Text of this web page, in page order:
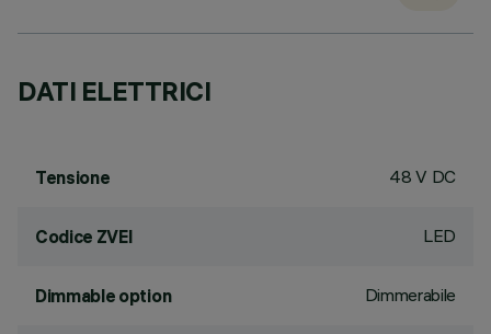
DATI ELETTRICI
Tensione 48 V DC
Codice ZVEI LED
Dimmable option Dimmerabile